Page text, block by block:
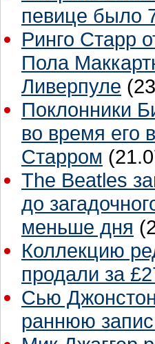
певице было
Ринго Старр
Пола
Ливерпуле
Поклонники
во время его
Старром
The Beatles
до
меньше дня
Коллекцию
продали за
Сью
раннюю